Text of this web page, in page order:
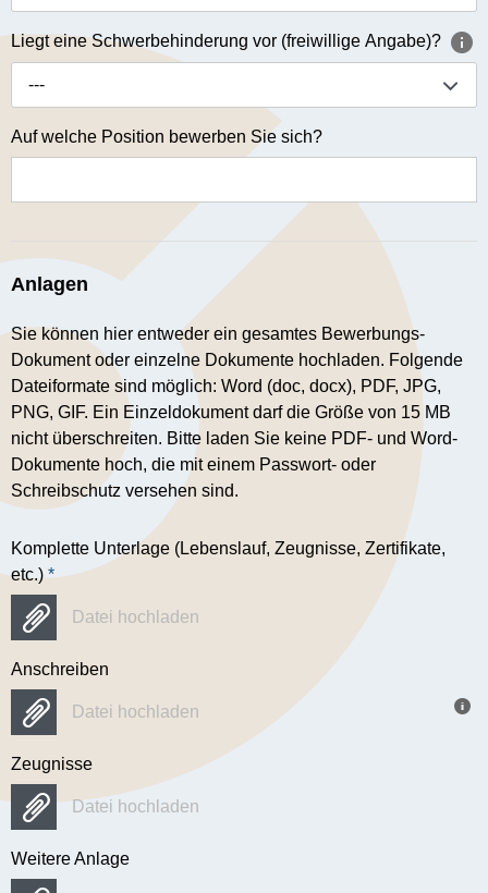
Liegt eine Schwerbehinderung vor (freiwillige Angabe)?
---
Auf welche Position bewerben Sie sich?
Anlagen
Sie können hier entweder ein gesamtes Bewerbungs-
Dokument oder einzelne Dokumente hochladen. Folgende
Dateiformate sind möglich: Word (doc, docx), PDF, JPG,
PNG, GIF. Ein Einzeldokument darf die Größe von 15 MB
nicht überschreiten. Bitte laden Sie keine PDF- und Word-
Dokumente hoch, die mit einem Passwort- oder
Schreibschutz versehen sind.
Komplette Unterlage (Lebenslauf, Zeugnisse, Zertifikate,
etc.)*
Datei hochladen
Anschreiben
Datei hochladen
Zeugnisse
Datei hochladen
Weitere Anlage